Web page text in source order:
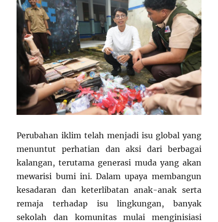
Perubahan iklim telah menjadi isu global yang
menuntut perhatian dan aksi dari berbagai
kalangan, terutama generasi muda yang akan
mewarisi bumi ini. Dalam upaya membangun
kesadaran dan keterlibatan anak-anak serta
remaja terhadap isu lingkungan, banyak
sekolah dan komunitas mulai menginisiasi